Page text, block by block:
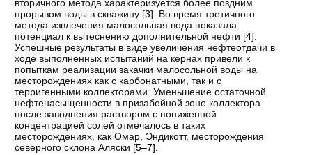
вторичного метода характеризуется более поздним
прорывом воды в скважину [3]. Во время третичного
метода извлечения малосольная вода показала
потенциал к вытеснению дополнительной нефти [4].
Успешные результаты в виде увеличения нефтеотдачи в
ходе выполненных испытаний на кернах привели к
попыткам реализации закачки малосольной воды на
месторождениях как с карбонатными, так и с
терригенными коллекторами. Уменьшение остаточной
нефтенасыщенности в призабойной зоне коллектора
после заводнения раствором с пониженной
концентрацией солей отмечалось в таких
месторождениях, как Омар, Эндикотт, месторождения
северного склона Аляски [5–7].